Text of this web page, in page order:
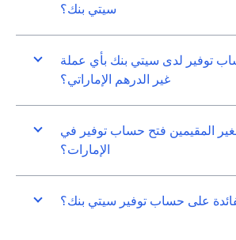
سيتي بنك؟
توفير لدى سيتي بنك بأي عملة
غير الدرهم الإماراتي؟
المقيمين فتح حساب توفير في
الإمارات؟
على حساب توفير سيتي بنك؟